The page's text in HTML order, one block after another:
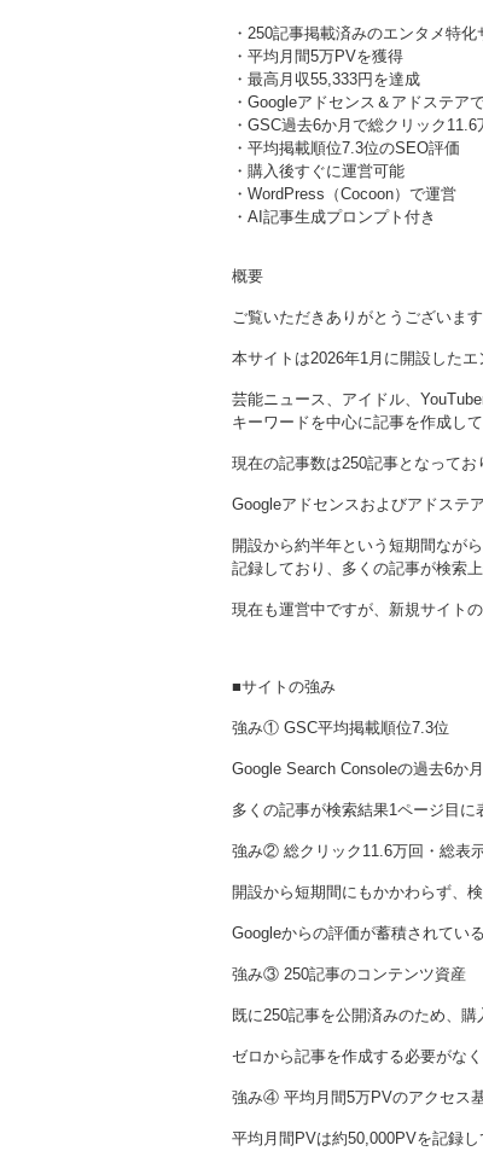
・250記事掲載済みのエンタメ特化
・平均月間5万PVを獲得
・最高月収55,333円を達成
・Googleアドセンス＆アドステア
・GSC過去6か月で総クリック11.6
・平均掲載順位7.3位のSEO評価
・購入後すぐに運営可能
・WordPress（Cocoon）で運営
・AI記事生成プロンプト付き
概要
ご覧いただきありがとうございます
本サイトは2026年1月に開設したエ
芸能ニュース、アイドル、
キーワードを中心に記事を作成して
現在の記事数は250記事となってお
Googleアドセンスおよびアドステ
開設から約半年という短期間なが
記録しており、多くの記事が検索
現在も運営中ですが、新規サイト
■サイトの強み
強み① GSC平均掲載順位7.3位
Google Search Consoleの過去6か
多くの記事が検索結果1ページ目に
強み② 総クリック11.6万回・総表
開設から短期間にもかかわらず、
Googleからの評価が蓄積されてい
強み③ 250記事のコンテンツ資産
既に250記事を公開済みのため、購
ゼロから記事を作成する必要がな
強み④ 平均月間5万PVのアクセス
平均月間PVは約50,000PVを記録し